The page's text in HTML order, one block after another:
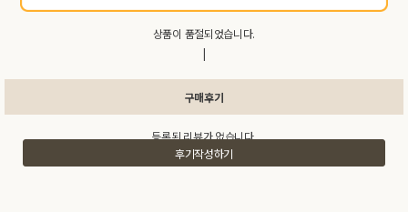
상품이 품절되었습니다.
|
구매후기
등록된 리뷰가 없습니다.
후기작성하기